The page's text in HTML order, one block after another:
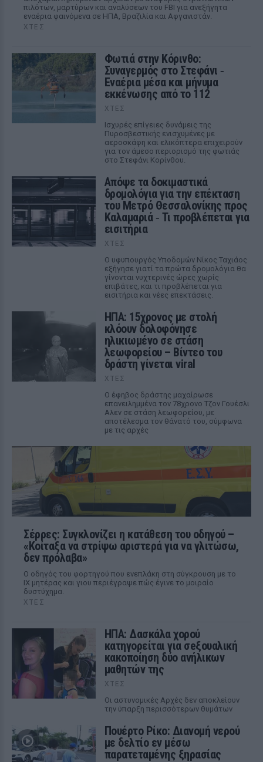
πιλότων, μαρτύρων και αναλύσεων του FBI για ανεξήγητα
εναέρια φαινόμενα σε ΗΠΑ, Βραζιλία και Αφγανιστάν.
ΧΤΕΣ
Φωτιά στην Κόρινθο:
Συναγερμός στο Στεφάνι ‑
Εναέρια μέσα και μήνυμα
εκκένωσης από το 112
ΧΤΕΣ
Ισχυρές επίγειες δυνάμεις της
Πυροσβεστικής ενισχυμένες με
αεροσκάφη και ελικόπτερα επιχειρούν
για τον άμεσο περιορισμό της φωτιάς
στο Στεφάνι Κορίνθου.
Απόψε τα δοκιμαστικά
δρομολόγια για την επέκταση
του Μετρό Θεσσαλονίκης προς
Καλαμαριά ‑ Τι προβλέπεται για
εισιτήρια
ΧΤΕΣ
Ο υφυπουργός Υποδομών Νίκος Ταχιάος
εξήγησε γιατί τα πρώτα δρομολόγια θα
γίνονται νυχτερινές ώρες χωρίς
επιβάτες, και τι προβλέπεται για
εισιτήρια και νέες επεκτάσεις.
ΗΠΑ: 15χρονος με στολή
κλόουν δολοφόνησε
ηλικιωμένο σε στάση
λεωφορείου – Βίντεο του
δράστη γίνεται viral
ΧΤΕΣ
Ο έφηβος δράστης μαχαίρωσε
επανειλημμένα τον 78χρονο Τζον Γουέσλι
Αλεν σε στάση λεωφορείου, με
αποτέλεσμα τον θάνατό του, σύμφωνα
με τις αρχές
Σέρρες: Συγκλονίζει η κατάθεση του οδηγού –
«Κοίταξα να στρίψω αριστερά για να γλιτώσω,
δεν πρόλαβα»
Ο οδηγός του φορτηγού που ενεπλάκη στη σύγκρουση με το
ΙΧ μητέρας και γιου περιέγραψε πώς έγινε το μοιραίο
δυστύχημα.
ΧΤΕΣ
ΗΠΑ: Δασκάλα χορού
κατηγορείται για σeξουαλική
κακοποίηση δύο ανήλικων
μαθητών της
ΧΤΕΣ
Οι αστυνομικές Αρχές δεν αποκλείουν
την ύπαρξη περισσότερων θυμάτων
Πουέρτο Ρίκο: Διανομή νερού
με δελτίο εν μέσω
παρατεταμένης ξηρασίας